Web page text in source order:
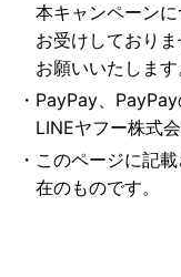
本キャンペーン
お受けしており
お願いいたします
PayPay、PayPay
LINEヤフー株式
このページに記
在のものです。